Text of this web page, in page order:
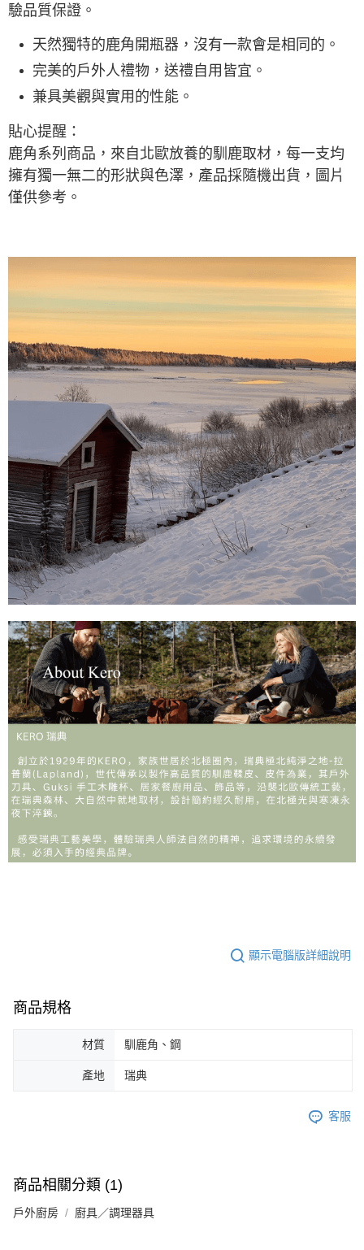
驗品質保證。
天然獨特的鹿角開瓶器，沒有一款會是相同的。
完美的戶外人禮物，送禮自用皆宜。
兼具美觀與實用的性能。
貼心提醒：
鹿角系列商品，來自北歐放養的馴鹿取材，每一支均
擁有獨一無二的形狀與色澤，產品採隨機出貨，圖片
僅供參考。
顯示電腦版詳細說明
商品規格
材質 馴鹿角、鋼
產地 瑞典
客服
商品相關分類 (1)
戶外廚房 廚具／調理器具